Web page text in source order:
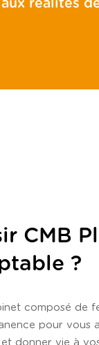
réalités
CMB
?
composé de
pour vous
donner vie à